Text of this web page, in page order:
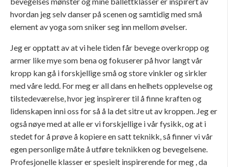
hvordan jeg selv danser på scenen og samtidig med små
element av yoga som sniker seg inn mellom øvelser.
Jeg er opptatt av at vi hele tiden får bevege overkropp og
armer like mye som bena og fokuserer på hvor langt vår
kropp kan gå i forskjellige små og store vinkler og sirkler
med våre ledd. For meg er all dans en helhets opplevelse og
tilstedeværelse, hvor jeg inspirerer til å finne kraften og
lidenskapen inni oss for så å la det sitre ut av kroppen. Jeg er
også nøye med at alle er vi forskjellige i vår fysikk, og at i
stedet for å prøve å kopiere en satt teknikk, så finner vi vår
egen personlige måte å utføre teknikken og bevegelsene.
Profesjonelle klasser er spesielt inspirerende for meg , da